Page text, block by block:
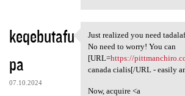
keqebutafu
pa
07.10.2024
Just realized you need
Just realized you need
No need to worry! You can
[URL=https://
canada cialis[/URL - easily
Now, acquire <a